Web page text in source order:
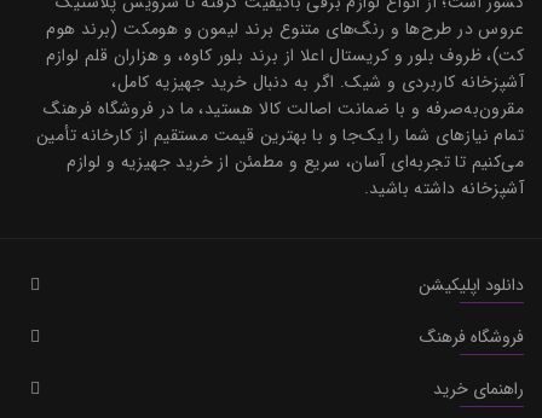
عروس در طرح‌ها و رنگ‌های متنوع برند لیمون و هومکت (برند هوم
کت)، ظروف بلور و کریستال اعلا از برند بلور کاوه، و هزاران قلم لوازم
آشپزخانه کاربردی و شیک. اگر به دنبال خرید جهیزیه کامل،
مقرون‌به‌صرفه و با ضمانت اصالت کالا هستید، ما در فروشگاه فرهنگ
تمام نیازهای شما را یک‌جا و با بهترین قیمت مستقیم از کارخانه تأمین
می‌کنیم تا تجربه‌ای آسان، سریع و مطمئن از خرید جهیزیه و لوازم
آشپزخانه داشته باشید.
دانلود اپلیکیشن
فروشگاه فرهنگ
راهنمای خرید